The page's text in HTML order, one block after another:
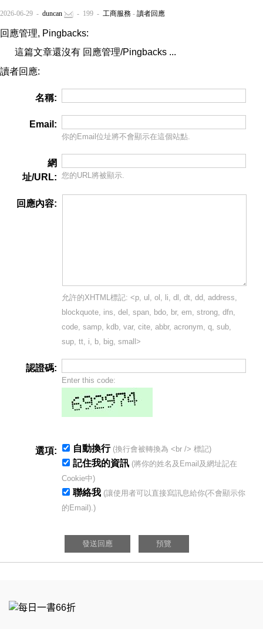
2026-06-29 - duncan - 199 - 工商服務 - 讀者回應
回應管理, Pingbacks:
這篇文章還沒有 回應管理/Pingbacks ...
讀者回應:
名稱:
Email:
你的Email位址將不會顯示在這個站點.
網
址/URL: 您的URL將被顯示.
回應內容:
允許的XHTML標記: <p, ul, ol, li, dl, dt, dd, address,
blockquote, ins, del, span, bdo, br, em, strong, dfn,
code, samp, kdb, var, cite, abbr, acronym, q, sub,
sup, tt, i, b, big, small>
認證碼:
Enter this code:
選項: 自動換行 (換行會被轉換為 <br /> 標記)
記住我的資訊 (將你的姓名及Email及網址記在
Cookie中)
聯絡我 (讓使用者可以直接寫訊息給你(不會顯示你
的Email).)